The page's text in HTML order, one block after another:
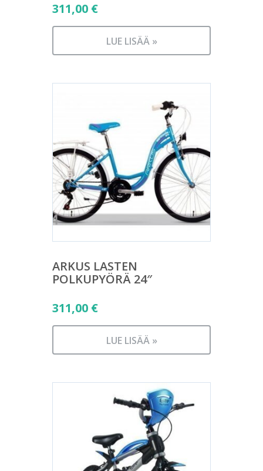
311,00 €
LUE LISÄÄ »
ARKUS LASTEN
POLKUPYÖRÄ 24″
311,00 €
LUE LISÄÄ »